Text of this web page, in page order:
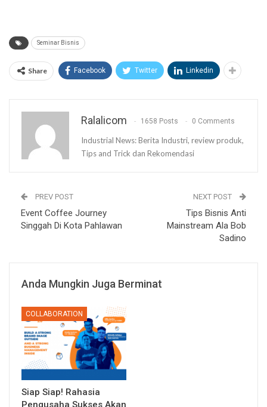
Seminar Bisnis
Share Facebook Twitter Linkedin
Ralalicom 1658 Posts 0 Comments
Industrial News: Berita Industri, review produk,
Tips and Trick dan Rekomendasi
PREV POST
Event Coffee Journey
Singgah Di Kota Pahlawan
NEXT POST
Tips Bisnis Anti
Mainstream Ala Bob
Sadino
Anda Mungkin Juga Berminat
COLLABORATION
Siap Siap! Rahasia
Pengusaha Sukses Akan